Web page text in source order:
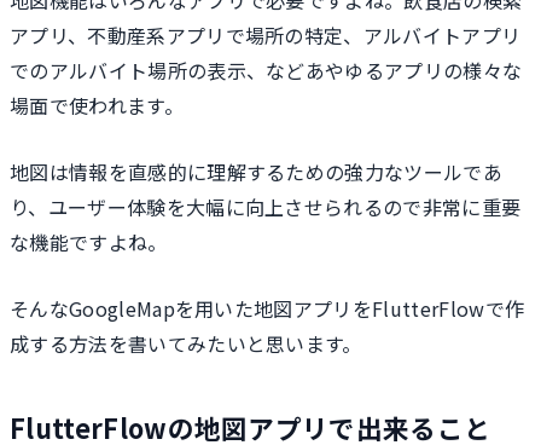
アプリ、不動産系アプリで場所の特定、アルバイトアプリ
でのアルバイト場所の表示、などあやゆるアプリの様々な
場面で使われます。
地図は情報を直感的に理解するための強力なツールであ
り、ユーザー体験を大幅に向上させられるので非常に重要
な機能ですよね。
そんなGoogleMapを用いた地図アプリをFlutterFlowで作
成する方法を書いてみたいと思います。
FlutterFlowの地図アプリで出来ること